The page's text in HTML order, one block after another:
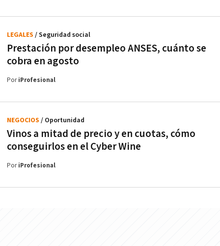
Prestación por desempleo ANSES, cuánto se
cobra en agosto
LEGALES / Seguridad social
PoriProfesional
Vinos a mitad de precio y en cuotas, cómo
conseguirlos en el Cyber Wine
NEGOCIOS / Oportunidad
PoriProfesional